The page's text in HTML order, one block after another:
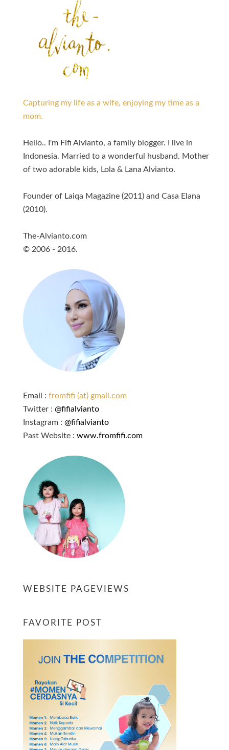
Capturing my life as a wife, enjoying my time as a
mom.
Hello.. I'm Fifi Alvianto, a family blogger. I live in
Indonesia. Married to a wonderful husband. Mother
of two adorable kids, Lola & Lana Alvianto.
Founder of Laiqa Magazine (2011) and Casa Elana
(2010).
The-Alvianto.com
© 2006 - 2016.
Email : fromfifi (at) gmail.com
Twitter : @fifialvianto
Instagram : @fifialvianto
Past Website : www.fromfifi.com
WEBSITE PAGEVIEWS
FAVORITE POST